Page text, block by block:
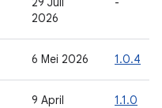
2026
6 Mei 2026 1.0.4
9 April
1.1.0